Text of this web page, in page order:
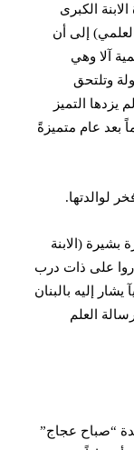
الكبرى
إلى أن
آلا وهي
وتلتحق
التميز
بعد عام متميزةً
لوالدتها.
بشيرة (الابنة
على ذات درب
إليه بالبنان
العلم
“صباح عجاج”